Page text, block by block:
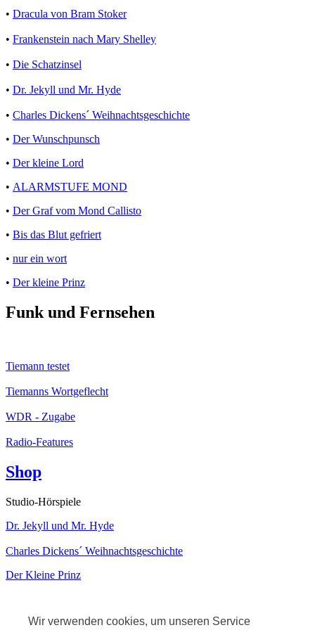
Wir verwenden cookies, um unseren Service
• Dracula von Bram Stoker
• Frankenstein nach Mary Shelley
• Die Schatzinsel
• Dr. Jekyll und Mr. Hyde
• Charles Dickens´ Weihnachtsgeschichte
• Der Wunschpunsch
• Der kleine Lord
• ALARMSTUFE MOND
• Der Graf vom Mond Callisto
• Bis das Blut gefriert
• nur ein wort
• Der kleine Prinz
Funk und Fernsehen
Tiemann testet
Tiemanns Wortgeflecht
WDR - Zugabe
Radio-Features
Shop
Studio-Hörspiele
Dr. Jekyll und Mr. Hyde
Charles Dickens´ Weihnachtsgeschichte
Der Kleine Prinz